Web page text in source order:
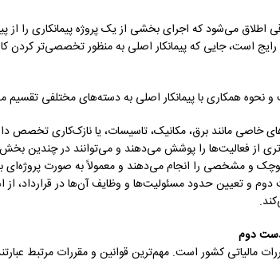
می‌شود که اجرای بخشی از یک پروژه پیمانکاری را از
است، جایی که پیمانکار اصلی به منظور تخصصی‌تر کردن
و نحوه همکاری با پیمانکار اصلی به دسته‌های مختلفی تقسیم
خاصی مانند برق، مکانیک، تاسیسات، یا نازک‌کاری تخصص
از فعالیت‌ها را پوشش می‌دهند و می‌توانند در چندین بخش
کوچک و مشخصی را انجام می‌دهند و معمولاً به صورت پروژه‌ای
و تعیین حدود مسئولیت‌ها و وظایف آن‌ها در قرارداد، از
دست دوم
مالیاتی کشور است. مهم‌ترین قوانین و مقررات مرتبط